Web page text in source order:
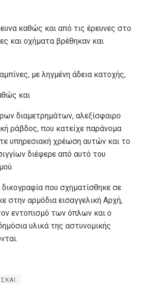
καθώς και από τις έρευνες στο
και οχήματα βρέθηκαν και
με ληγμένη άδεια κατοχής,
και
διαμετρημάτων, αλεξίσφαιρο
ράβδος, που κατείχε παράνομα
υπηρεσιακή χρέωση αυτών και το
διέφερε από αυτό του
που σχηματίσθηκε σε
στην αρμόδια εισαγγελική Αρχή,
εντοπισμό των όπλων και ο
υλικά της αστυνομικής
ΣΚΑΙ